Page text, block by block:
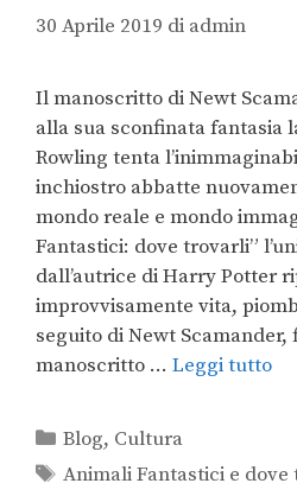
30 Aprile 2019 di admin
Il manoscritto di Newt
alla sua sconfinata fantasia
Rowling tenta
inchiostro abbatte
mondo reale e mondo
Fantastici: dove trovarli”
dall’autrice di Harry Potter
improvvisamente vita,
seguito di Newt
manoscritto … Leggi tutto
Blog, Cultura
Animali Fantastici e